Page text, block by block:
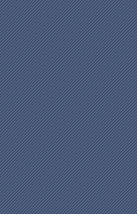
учебната 2026/2027г.
Счетоводство и
V и VII семестър.
Курсове за есенен
учебната 2026/2027г.
ДО - I, III, V, VII
Курсове за есенен
учебната 2026/2027г.
Управление на
предприемачеството
VII семестър.Fichier
Курсове за есенен
учебната 2026/2027г.
Философия ДО - I, III,
семестър.Fichier
Курсове за есенен